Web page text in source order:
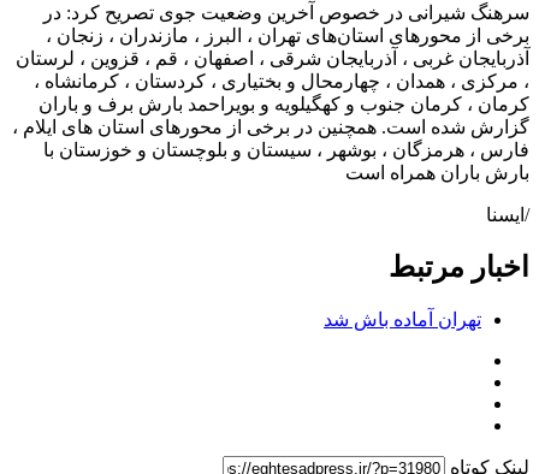
سرهنگ شیرانی در خصوص آخرین وضعیت جوی تصریح کرد: در
برخی از محورهای استان‌های تهران ، البرز ، مازندران ، زنجان ،
آذربایجان غربی ، آذربایجان شرقی ، اصفهان ، قم ، قزوین ، لرستان
، مرکزی ، همدان ، چهارمحال و بختیاری ، کردستان ، کرمانشاه ،
کرمان ، کرمان جنوب و کهگیلویه و بویراحمد بارش برف و باران
گزارش شده است. همچنین در برخی از محورهای استان های ایلام ،
فارس ، هرمزگان ، بوشهر ، سیستان و بلوچستان و خوزستان با
بارش باران همراه است
/ایسنا
اخبار مرتبط
تهران آماده باش شد
لینک کوتاه